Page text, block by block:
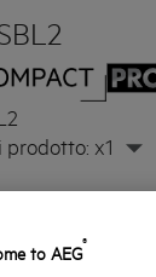
x1
del
a 3 velocità
to AEG®